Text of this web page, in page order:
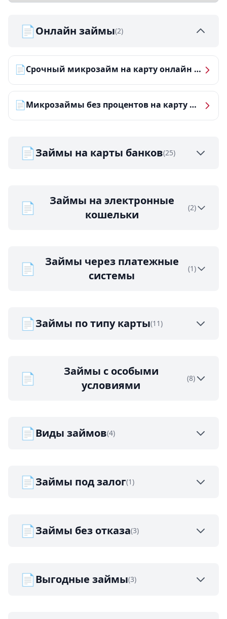
📄Онлайн займы(2)
📄 Срочный микрозайм на карту онлайн — получить деньги за 5 минут
📄 Микрозаймы без процентов на карту — ТОП-10 за 2026 год
📄Займы на карты банков(25)
📄
Займы на электронные
кошельки
(2)
📄
Займы через платежные
системы
(1)
📄Займы по типу карты(11)
📄
Займы с особыми
условиями
(8)
📄Виды займов(4)
📄Займы под залог(1)
📄Займы без отказа(3)
📄Выгодные займы(3)